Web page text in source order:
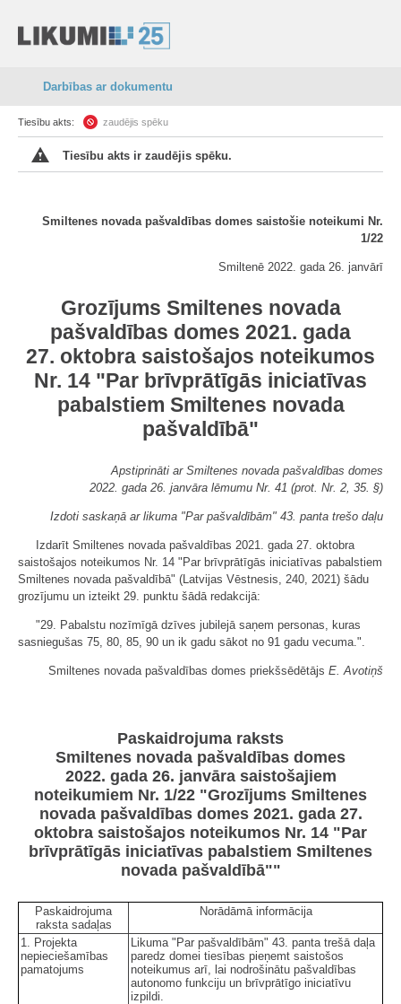
Darbības ar dokumentu
Tiesību akts: zaudējis spēku
Tiesību akts ir zaudējis spēku.
Smiltenes novada pašvaldības domes saistošie noteikumi Nr.
1/22
Smiltenē 2022. gada 26. janvārī
Grozījums Smiltenes novada
pašvaldības domes 2021. gada
27. oktobra saistošajos noteikumos
Nr. 14 "Par brīvprātīgās iniciatīvas
pabalstiem Smiltenes novada
pašvaldībā"
Apstiprināti ar Smiltenes novada pašvaldības domes
2022. gada 26. janvāra lēmumu Nr. 41 (prot. Nr. 2, 35. §)
Izdoti saskaņā ar likuma "Par pašvaldībām" 43. panta trešo daļu
Izdarīt Smiltenes novada pašvaldības 2021. gada 27. oktobra
saistošajos noteikumos Nr. 14 "Par brīvprātīgās iniciatīvas pabalstiem
Smiltenes novada pašvaldībā" (Latvijas Vēstnesis, 240, 2021) šādu
grozījumu un izteikt 29. punktu šādā redakcijā:
"29. Pabalstu nozīmīgā dzīves jubilejā saņem personas, kuras
sasniegušas 75, 80, 85, 90 un ik gadu sākot no 91 gadu vecuma.".
Smiltenes novada pašvaldības domes priekšsēdētājs E. Avotiņš
Paskaidrojuma raksts
Smiltenes novada pašvaldības domes
2022. gada 26. janvāra saistošajiem
noteikumiem Nr. 1/22 "Grozījums Smiltenes
novada pašvaldības domes 2021. gada 27.
oktobra saistošajos noteikumos Nr. 14 "Par
brīvprātīgās iniciatīvas pabalstiem Smiltenes
novada pašvaldībā""
Paskaidrojuma
raksta sadaļas
Norādāmā informācija
1. Projekta
nepieciešamības
pamatojums
Likuma "Par pašvaldībām" 43. panta trešā daļa
paredz domei tiesības pieņemt saistošos
noteikumus arī, lai nodrošinātu pašvaldības
autonomo funkciju un brīvprātīgo iniciatīvu
izpildi.